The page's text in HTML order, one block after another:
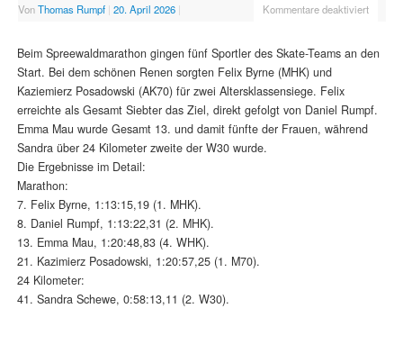
VonThomas Rumpf | 20. April 2026 | Kommentare deaktiviert
Beim Spreewaldmarathon gingen fünf Sportler des Skate-Teams an den
Start. Bei dem schönen Renen sorgten Felix Byrne (MHK) und
Kaziemierz Posadowski (AK70) für zwei Altersklassensiege. Felix
erreichte als Gesamt Siebter das Ziel, direkt gefolgt von Daniel Rumpf.
Emma Mau wurde Gesamt 13. und damit fünfte der Frauen, während
Sandra über 24 Kilometer zweite der W30 wurde.
Die Ergebnisse im Detail:
Marathon:
7. Felix Byrne, 1:13:15,19 (1. MHK).
8. Daniel Rumpf, 1:13:22,31 (2. MHK).
13. Emma Mau, 1:20:48,83 (4. WHK).
21. Kazimierz Posadowski, 1:20:57,25 (1. M70).
24 Kilometer:
41. Sandra Schewe, 0:58:13,11 (2. W30).